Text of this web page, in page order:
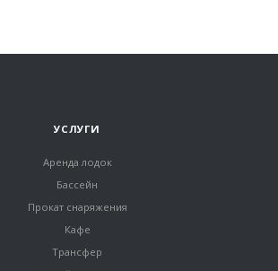
УСЛУГИ
Аренда лодок
Бассейн
Прокат снаряжения
Кафе
Трансфер